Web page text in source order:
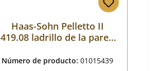
Haas-Sohn Pelletto II
419.08 ladrillo de la pared
Número de producto:01015439